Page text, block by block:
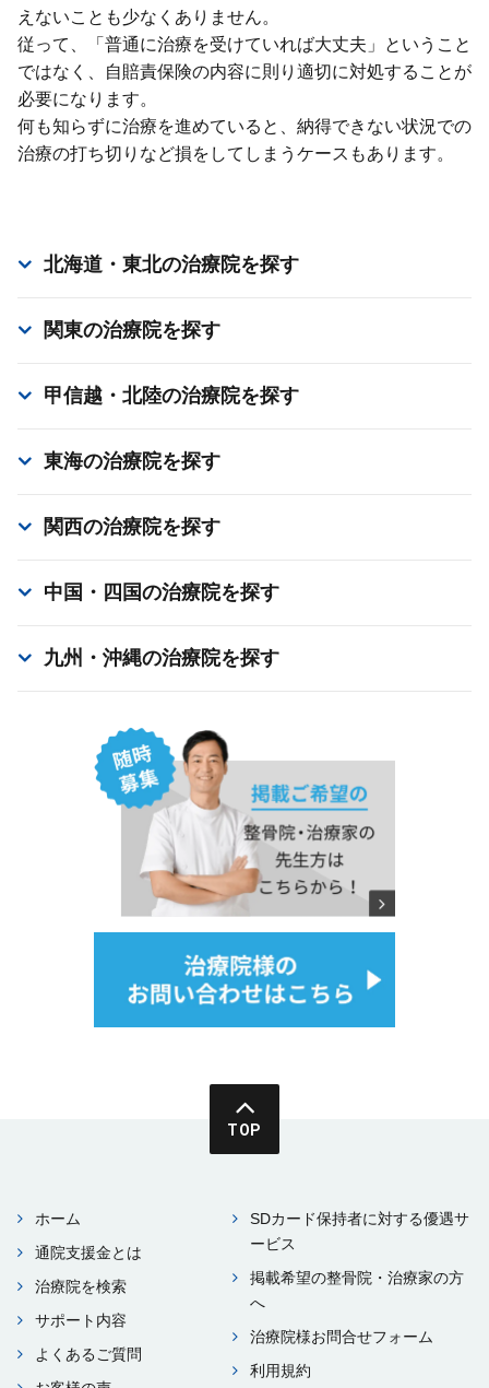
えないことも少なくありません。
従って、「普通に治療を受けていれば⼤丈夫」ということ
ではなく、⾃賠責保険の内容に則り適切に対処することが
必要になります。
何も知らずに治療を進めていると、納得できない状況での
治療の打ち切りなど損をしてしまうケースもあります。
北海道・東北の治療院を探す
関東の治療院を探す
甲信越・北陸の治療院を探す
東海の治療院を探す
関西の治療院を探す
中国・四国の治療院を探す
九州・沖縄の治療院を探す
TOP
ホーム
通院⽀援⾦とは
治療院を検索
サポート内容
よくあるご質問
SDカード保持者に対する優遇サ
ービス
掲載希望の整⾻院・治療家の⽅
へ
治療院様お問合せフォーム
利⽤規約